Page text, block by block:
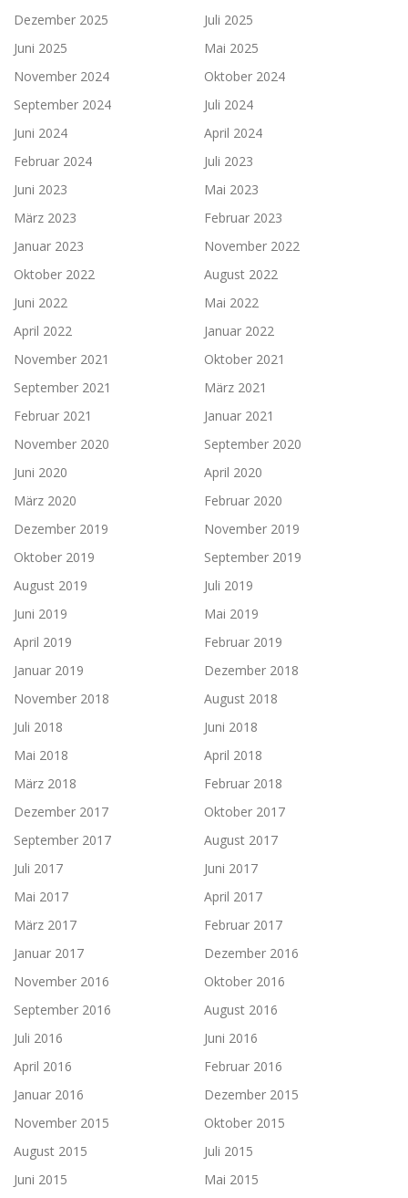
Dezember 2025
Juli 2025
Juni 2025
Mai 2025
November 2024
Oktober 2024
September 2024
Juli 2024
Juni 2024
April 2024
Februar 2024
Juli 2023
Juni 2023
Mai 2023
März 2023
Februar 2023
Januar 2023
November 2022
Oktober 2022
August 2022
Juni 2022
Mai 2022
April 2022
Januar 2022
November 2021
Oktober 2021
September 2021
März 2021
Februar 2021
Januar 2021
November 2020
September 2020
Juni 2020
April 2020
März 2020
Februar 2020
Dezember 2019
November 2019
Oktober 2019
September 2019
August 2019
Juli 2019
Juni 2019
Mai 2019
April 2019
Februar 2019
Januar 2019
Dezember 2018
November 2018
August 2018
Juli 2018
Juni 2018
Mai 2018
April 2018
März 2018
Februar 2018
Dezember 2017
Oktober 2017
September 2017
August 2017
Juli 2017
Juni 2017
Mai 2017
April 2017
März 2017
Februar 2017
Januar 2017
Dezember 2016
November 2016
Oktober 2016
September 2016
August 2016
Juli 2016
Juni 2016
April 2016
Februar 2016
Januar 2016
Dezember 2015
November 2015
Oktober 2015
August 2015
Juli 2015
Juni 2015
Mai 2015